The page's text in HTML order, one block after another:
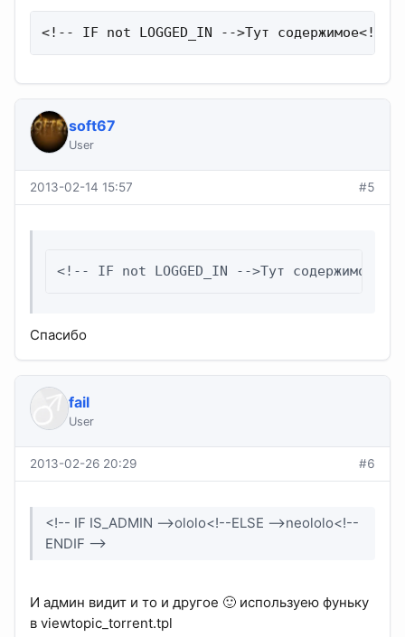
<!-- IF not LOGGED_IN -->Тут содержимое<!--
soft67
User
2013-02-14 15:57 #5
<!-- IF not LOGGED_IN -->Тут
Спасибо
fail
User
2013-02-26 20:29 #6
<!-- IF IS_ADMIN -->ololo<!--ELSE -->neololo<!--
ENDIF -->
И админ видит и то и другое 🙂 используею фуньку
в viewtopic_torrent.tpl